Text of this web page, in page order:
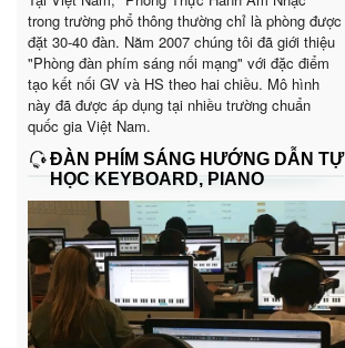
trong trường phổ thông thường chỉ là phòng được
đặt 30-40 đàn. Năm 2007 chúng tôi đã giới thiệu
"Phòng đàn phím sáng nối mạng" với đặc điểm
tạo kết nối GV và HS theo hai chiều. Mô hình
này đã được áp dụng tại nhiều trường chuẩn
quốc gia Việt Nam.
ĐÀN PHÍM SÁNG HƯỚNG DẪN TỰ
HỌC KEYBOARD, PIANO